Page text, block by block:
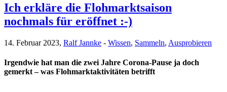
Ich erkläre die Flohmarktsaison
nochmals für eröffnet :-)
14. Februar 2023, Ralf Jannke - Wissen, Sammeln, Ausprobieren
Irgendwie hat man die zwei Jahre Corona-Pause ja doch
gemerkt – was Flohmarktaktivitäten betrifft